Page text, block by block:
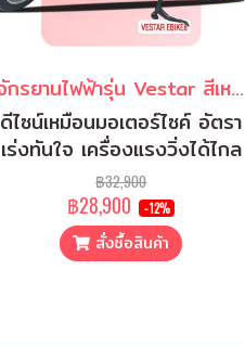
จักรยานไฟฟ้ารุ่น Vestar สีเหลือง
ดีไซน์เหมือนมอเตอร์ไซค์ อัตรา
เร่งทันใจ เครื่องแรงวิ่งได้ไกล
฿32,900
฿28,900 -12%
สั่งซื้อสินค้า